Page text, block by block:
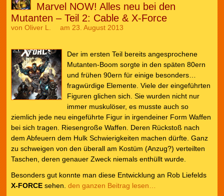
Marvel NOW! Alles neu bei den
Mutanten – Teil 2: Cable & X-Force
von Oliver L. am 23. August 2013
Der im ersten Teil bereits angesprochene
Mutanten-Boom sorgte in den späten 80ern
und frühen 90ern für einige besonders…
fragwürdige Elemente. Viele der eingeführten
Figuren glichen sich. Sie wurden nicht nur
immer muskulöser, es musste auch so
ziemlich jede neu eingeführte Figur in irgendeiner Form Waffen
bei sich tragen. Riesengroße Waffen. Deren Rückstoß nach
dem Abfeuern dem Hulk Schwierigkeiten machen dürfte. Ganz
zu schweigen von den überall am Kostüm (Anzug?) verteilten
Taschen, deren genauer Zweck niemals enthüllt wurde.
Besonders gut konnte man diese Entwicklung an Rob Liefelds
X-FORCEsehen. den ganzen Beitrag lesen…